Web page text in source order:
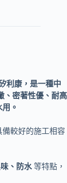
利康，是一種中
、密著性優、耐高
。
備較好的施工相容
、防水等特點，